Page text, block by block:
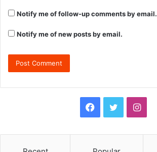
Notify me of follow-up comments by email.
Notify me of new posts by email.
c
i
I